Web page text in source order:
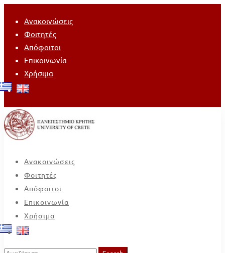
Ανακοινώσεις
Φοιτητές
Απόφοιτοι
Επικοινωνία
Χρήσιμα
Ανακοινώσεις
Φοιτητές
Απόφοιτοι
Επικοινωνία
Χρήσιμα